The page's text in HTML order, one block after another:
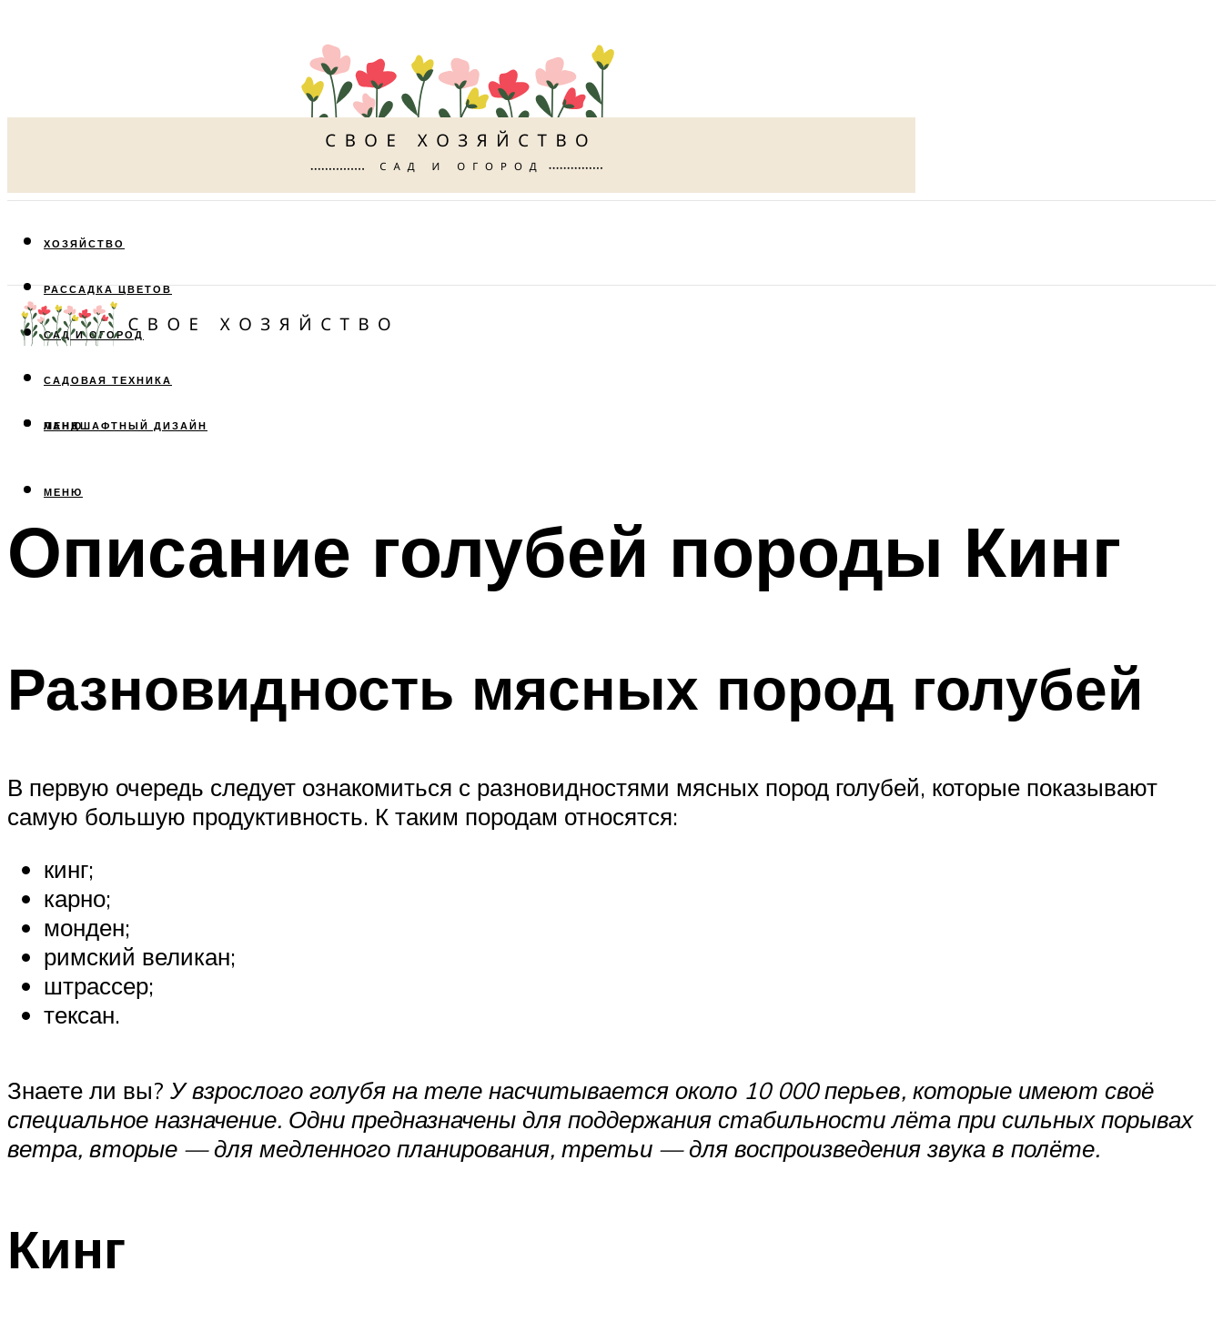
ХОЗЯЙСТВО
РАССАДКА ЦВЕТОВ
САД И ОГОРОД
САДОВАЯ ТЕХНИКА
ЛАНДШАФТНЫЙ ДИЗАЙН
МЕНЮ
МЕНЮ
Описание голубей породы Кинг
Разновидность мясных пород голубей
В первую очередь следует ознакомиться с разновидностями мясных пород голубей, которые показывают
самую большую продуктивность. К таким породам относятся:
кинг;
карно;
монден;
римский великан;
штрассер;
тексан.
Знаете ли вы? У взрослого голубя на теле насчитывается около 10 000 перьев, которые имеют своё
специальное назначение. Одни предназначены для поддержания стабильности лёта при сильных порывах
ветра, вторые — для медленного планирования, третьи — для воспроизведения звука в полёте.
Кинг